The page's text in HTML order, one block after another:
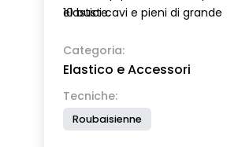
elastici cavi e pieni di grande
10 buste.
Categoria:
Elastico e Accessori
Tecniche:
Roubaisienne